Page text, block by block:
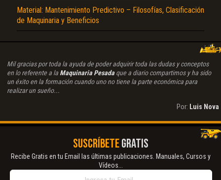
Material: Mantenimiento Predictivo – Filosofías, Clasificación
de Maquinaria y Beneficios
Mil gracias por toda la ayuda de poder adquirir toda las dudas y conceptos
en lo referente a la Maquinaria Pesadaque a diario compartimos y ha sido
un éxito en la formación cuando uno no tiene la parte económica para
realizar un sueño...
Por: Luis Nova
SUSCRÍBETEGRATIS
Recibe Gratis en tu Email las últimas publicaciones. Manuales, Cursos y
Vídeos...